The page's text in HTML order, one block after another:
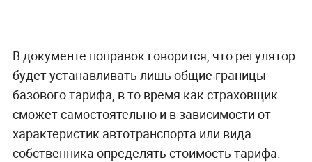
В документе поправок говорится, что регулятор
будет устанавливать лишь общие границы
базового тарифа, в то время как страховщик
сможет самостоятельно и в зависимости от
характеристик автотранспорта или вида
собственника определять стоимость тарифа.